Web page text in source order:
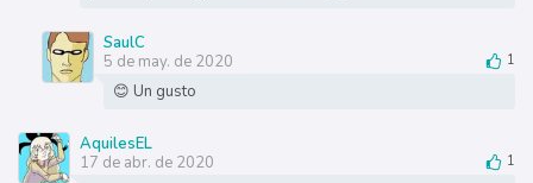
SaulC
5 de may. de 2020
1
😊 Un gusto
AquilesEL
17 de abr. de 2020
1